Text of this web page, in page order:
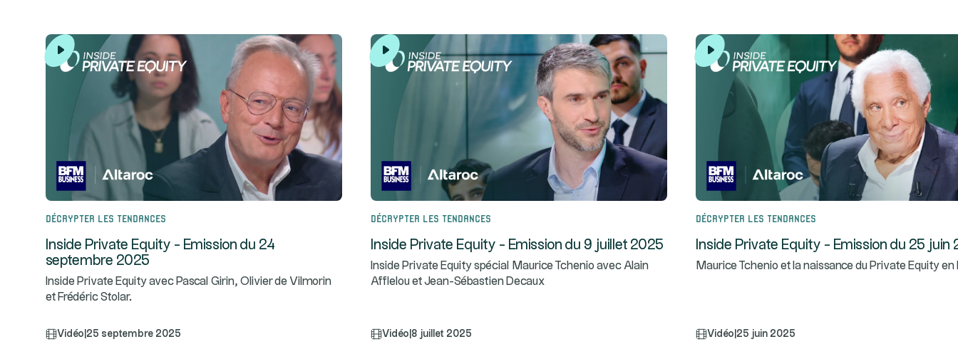
Décrypter les tendances
Inside Private Equity - Emission du 24
septembre 2025
Inside Private Equity avec Pascal Girin, Olivier de Vilmorin
et Frédéric Stolar.
Vidéo 25 septembre 2025
Décrypter les tendances
Inside Private Equity - Emission du 9 juillet 2025
Inside Private Equity spécial Maurice Tchenio avec Alain
Afflelou et Jean-Sébastien Decaux
Vidéo 8 juillet 2025
Décrypter les tendances
Inside Private Equity - Emission du 25 juin
Maurice Tchenio et la naissance du Private Equity en
Vidéo 25 juin 2025